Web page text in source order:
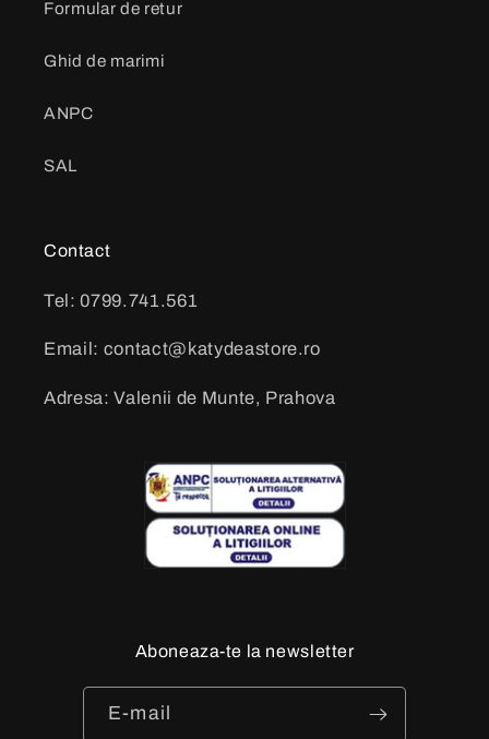
Formular de retur
Ghid de marimi
ANPC
SAL
Contact
Tel: 0799.741.561
Email: contact@katydeastore.ro
Adresa: Valenii de Munte, Prahova
Aboneaza-te la newsletter
E-mail